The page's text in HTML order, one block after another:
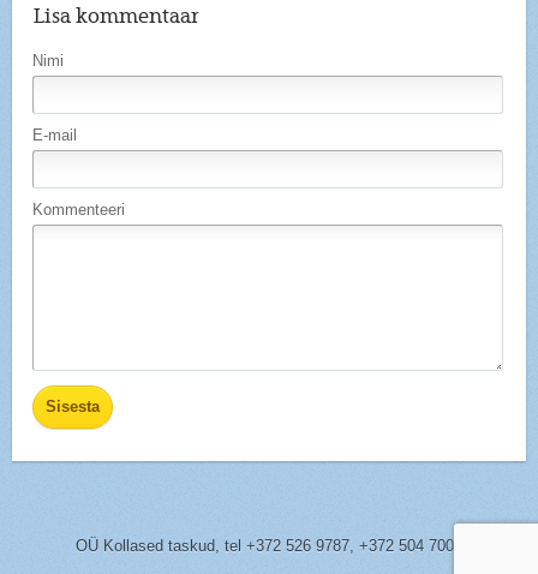
Lisa kommentaar
Nimi
E-mail
Kommenteeri
OÜ Kollased taskud, tel +372 526 9787, +372 504 7005